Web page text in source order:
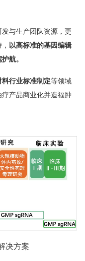
与生产团队资源，更
以高标准的基因编辑
航。
行业标准制定等领域
产品商业化并造福肿
决方案